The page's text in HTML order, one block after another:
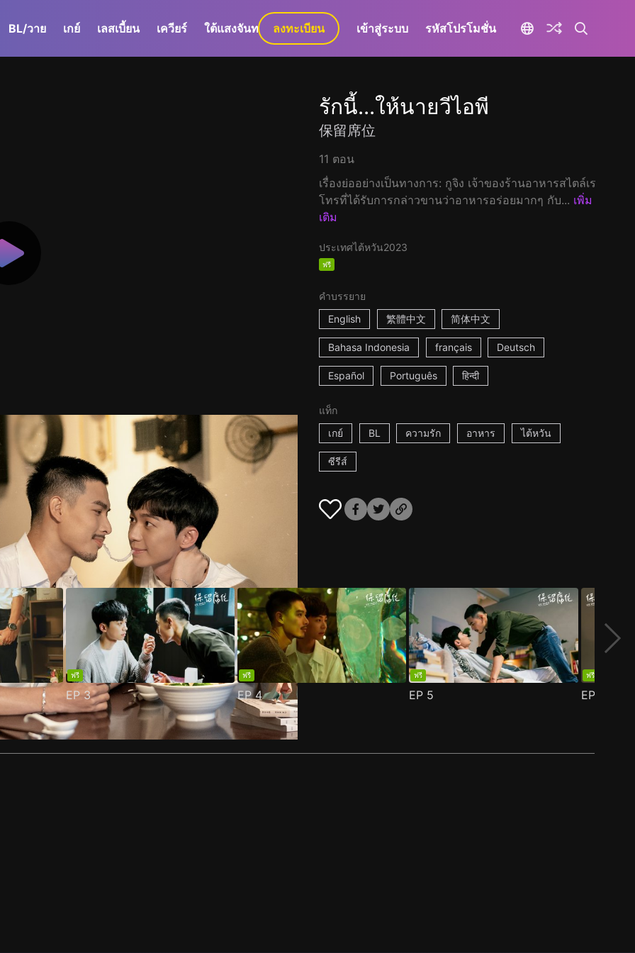
BL/วาย เกย์ เลสเบี้ยน เควียร์ ใต้แสงจันทร์ GaLa+
ลงทะเบียน เข้าสู่ระบบ รหัสโปรโมชั่น
รักนี้...ให้นายวีไอพี
保留席位
11 ตอน
เรื่องย่ออย่างเป็นทางการ: กูจิง เจ้าของร้านอาหารสไตล์เร
โทรที่ได้รับการกล่าวขานว่าอาหารอร่อยมากๆ กับ... เพิ่ม
เติม
ประเทศไต้หวัน2023
ฟรี
คำบรรยาย
English
繁體中文 简体中文
Bahasa Indonesia français Deutsch
Español Português हिन्दी
แท็ก
เกย์
BL ความรัก อาหาร ไต้หวัน
ซีรีส์
ฟรี
EP3
ฟรี
EP4
ฟรี
EP 5
ฟรี
EP